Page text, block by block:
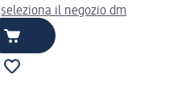
seleziona il negozio dm